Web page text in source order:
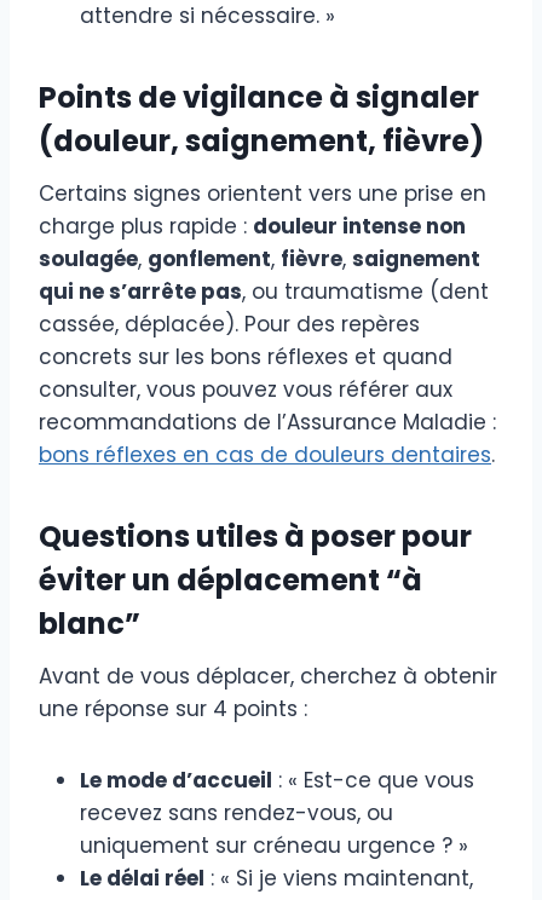
attendre si nécessaire. »
Points de vigilance à signaler
(douleur, saignement, fièvre)
Certains signes orientent vers une prise en
charge plus rapide : douleur intense non
soulagée, gonflement, fièvre, saignement
qui ne s’arrête pas, ou traumatisme (dent
cassée, déplacée). Pour des repères
concrets sur les bons réflexes et quand
consulter, vous pouvez vous référer aux
recommandations de l’Assurance Maladie :
bons réflexes en cas de douleurs dentaires.
Questions utiles à poser pour
éviter un déplacement “à
blanc”
Avant de vous déplacer, cherchez à obtenir
une réponse sur 4 points :
Le mode d’accueil : « Est-ce que vous
recevez sans rendez-vous, ou
uniquement sur créneau urgence ? »
Le délai réel : « Si je viens maintenant,